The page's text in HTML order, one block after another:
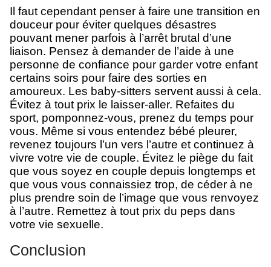
Il faut cependant penser à faire une transition en
douceur pour éviter quelques désastres
pouvant mener parfois à l’arrêt brutal d’une
liaison. Pensez à demander de l’aide à une
personne de confiance pour garder votre enfant
certains soirs pour faire des sorties en
amoureux. Les baby-sitters servent aussi à cela.
Évitez à tout prix le laisser-aller. Refaites du
sport, pomponnez-vous, prenez du temps pour
vous. Même si vous entendez bébé pleurer,
revenez toujours l’un vers l’autre et continuez à
vivre votre vie de couple. Évitez le piège du fait
que vous soyez en couple depuis longtemps et
que vous vous connaissiez trop, de céder à ne
plus prendre soin de l’image que vous renvoyez
à l’autre. Remettez à tout prix du peps dans
votre vie sexuelle.
Conclusion